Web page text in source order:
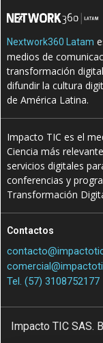
Nextwork360 Latam
medios de
transformación
difundir la cultura
de América Latina.
Impacto TIC es el
Ciencia más
servicios digitales
conferencias y
Transformación
Contactos
Tel. (57) 3108752177
Impacto TIC SAS.